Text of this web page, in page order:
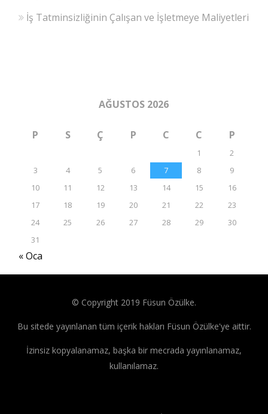
İş Tatminsizliğinin Çalışan ve İşletmeye Maliyetleri
AĞUSTOS 2026
P S Ç P C C P
1
2
3
4 5 6 7 8
9
10
11 12 13 14 15
16
17
18 19 20 21 22
23
24
25 26 27 28 29
30
31
« Oca
© Copyright 2019 Füsun Özülke.
Bu sitede yayınlanan tüm içerik hakları Füsun Özülke'ye aittir.
İzinsiz kopyalanamaz, başka bir mecrada yayınlanamaz,
kullanılamaz.